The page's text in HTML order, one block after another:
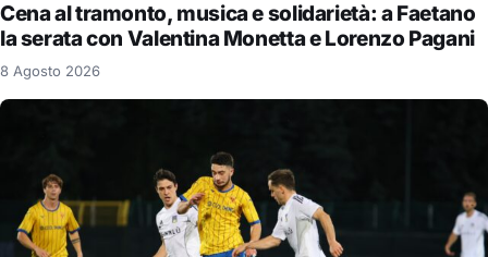
Cena al tramonto, musica e solidarietà: a Faetano
la serata con Valentina Monetta e Lorenzo Pagani
8 Agosto 2026